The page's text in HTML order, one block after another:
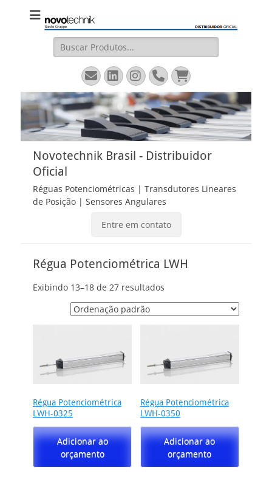
Novotechnik
Brasil
Site Oficial – Régua Potenciométrica, Transdutor Linear
Magnetostritivo, Sensores Angulares
Pesquisar
por:
EmailLinkedIn
Instagram
FoneCarrinho
Novotechnik Brasil - Distribuidor
Oficial
Réguas Potenciométricas | Transdutores Lineares
de Posição | Sensores Angulares
Entre em contato
Régua Potenciométrica LWH
Exibindo 13–18 de 27 resultados
Régua Potenciométrica
LWH-0325
Adicionar ao
orçamento
Régua Potenciométrica
LWH-0350
Adicionar ao
orçamento